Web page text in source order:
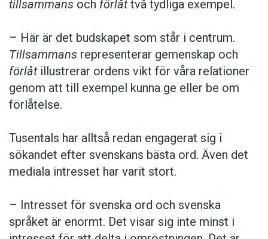
tillsammans och förlåttvå tydliga exempel.
– Här är det budskapet som står i centrum.
Tillsammans representerar gemenskap och
förlåtillustrerar ordens vikt för våra relationer
genom att till exempel kunna ge eller be om
förlåtelse.
Tusentals har alltså redan engagerat sig i
sökandet efter svenskans bästa ord. Även det
mediala intresset har varit stort.
– Intresset för svenska ord och svenska
språket är enormt. Det visar sig inte minst i